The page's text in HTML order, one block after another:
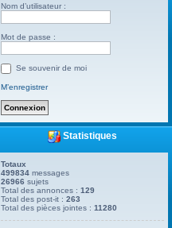
Nom d’utilisateur :
Mot de passe :
Se souvenir de moi
M’enregistrer
Statistiques
Totaux
499834 messages
26966 sujets
Total des annonces :129
Total des post-it :263
Total des pièces jointes :11280